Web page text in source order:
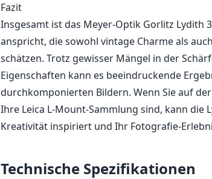
Fazit
Insgesamt ist das Meyer-Optik Gorlitz Lydith
anspricht, die sowohl vintage Charme als
schätzen. Trotz gewisser Mängel in der
Eigenschaften kann es beeindruckende
durchkomponierten Bildern. Wenn Sie auf
Ihre Leica L-Mount-Sammlung sind, kann
Kreativität inspiriert und Ihr Fotografie-
Technische Spezifikationen